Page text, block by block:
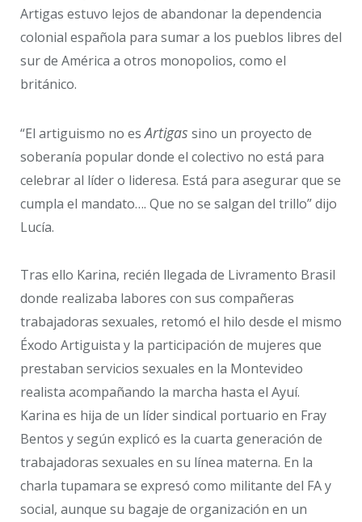
Artigas estuvo lejos de abandonar la dependencia
colonial española para sumar a los pueblos libres del
sur de América a otros monopolios, como el
británico.
“El artiguismo no esArtigas sino un proyecto de
soberanía popular donde el colectivo no está para
celebrar al líder o lideresa. Está para asegurar que se
cumpla el mandato…. Que no se salgan del trillo” dijo
Lucía.
Tras ello Karina, recién llegada de Livramento Brasil
donde realizaba labores con sus compañeras
trabajadoras sexuales, retomó el hilo desde el mismo
Éxodo Artiguista y la participación de mujeres que
prestaban servicios sexuales en la Montevideo
realista acompañando la marcha hasta el Ayuí.
Karina es hija de un líder sindical portuario en Fray
Bentos y según explicó es la cuarta generación de
trabajadoras sexuales en su línea materna. En la
charla tupamara se expresó como militante del FA y
social, aunque su bagaje de organización en un